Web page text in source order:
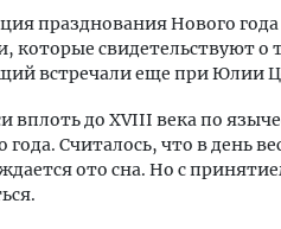
празднования Нового
которые свидетельствуют
встречали еще при Юлии
вплоть до XVIII века по
года. Считалось, что в день
ото сна. Но с